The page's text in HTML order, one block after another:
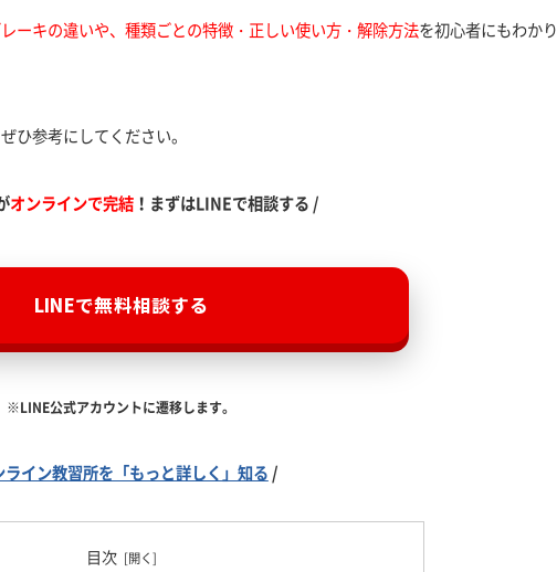
ーキの違いや、種類ごとの特徴・正しい使い方・解除方法を初心者にもわかり
ひ参考にしてください。
オンラインで完結 ！まずはLINEで相談する /
LINEで無料相談する
※LINE公式アカウントに遷移します。
ライン教習所を「もっと詳しく」知る/
目次